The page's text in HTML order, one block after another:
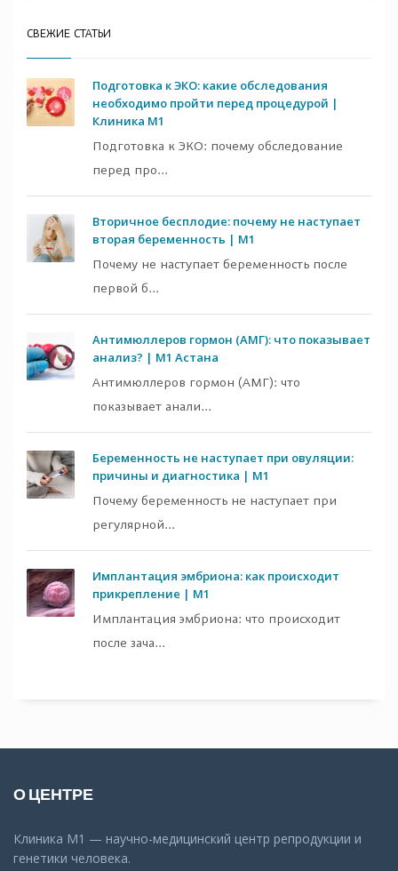
СВЕЖИЕ СТАТЬИ
Подготовка к ЭКО: какие обследования
необходимо пройти перед процедурой |
Клиника M1
Подготовка к ЭКО: почему обследование
перед про...
Вторичное бесплодие: почему не наступает
вторая беременность | M1
Почему не наступает беременность после
первой б...
Антимюллеров гормон (АМГ): что показывает
анализ? | M1 Астана
Антимюллеров гормон (АМГ): что
показывает анали...
Беременность не наступает при овуляции:
причины и диагностика | M1
Почему беременность не наступает при
регулярной...
Имплантация эмбриона: как происходит
прикрепление | M1
Имплантация эмбриона: что происходит
после зача...
О ЦЕНТРЕ
Клиника М1 — научно-медицинский центр репродукции и
генетики человека.